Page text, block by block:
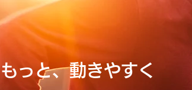
もっと、動きやすく